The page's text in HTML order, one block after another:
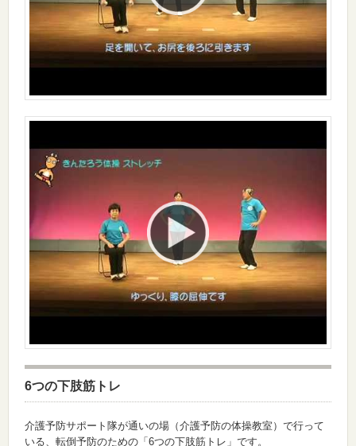
6つの下肢筋トレ
介護予防サポート隊が通いの場（介護予防の体操教室）で行って
いる、転倒予防のための「6つの下肢筋トレ」です。